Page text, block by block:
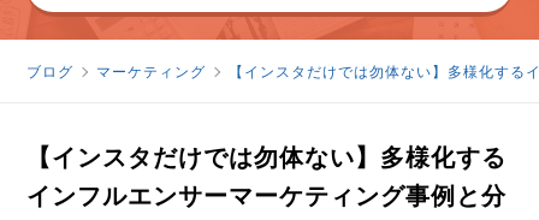
ブログ マーケティング 【インスタだけでは勿体ない】多様化す
【インスタだけでは勿体ない】多様化する
インフルエンサーマーケティング事例と分